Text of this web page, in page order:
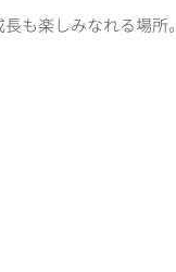
も楽しみなれる場